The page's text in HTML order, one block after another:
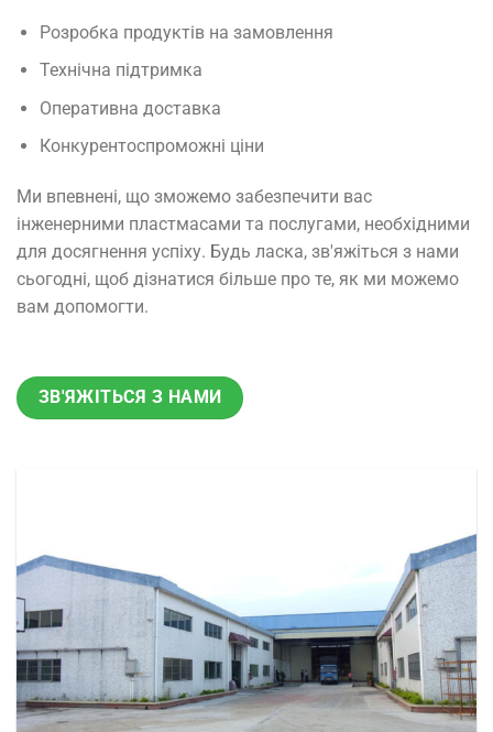
Розробка продуктів на замовлення
Технічна підтримка
Оперативна доставка
Конкурентоспроможні ціни
Ми впевнені, що зможемо забезпечити вас
інженерними пластмасами та послугами, необхідними
для досягнення успіху. Будь ласка, зв'яжіться з нами
сьогодні, щоб дізнатися більше про те, як ми можемо
вам допомогти.
ЗВ'ЯЖІТЬСЯ З НАМИ